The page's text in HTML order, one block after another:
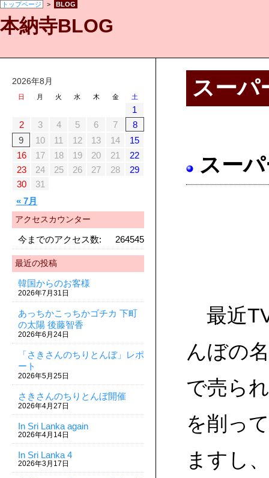
本納寺BLOG
トップページ > BLOG
2026年8月
日 月 火 水 木 金 土
« 7月
1
2
3 4 5 6 7
8
9
10 11 12 13 14
15
16
17 18 19 20 21
22
23
24 25 26 27 28
29
30
31
アクセスカウンター
264545
今までのアクセス数:
最近の投稿
韓国からのお客様
2026年7月31日
あっちかこっちかゴチカ 下町
の太陽 後藤智香
2026年6月24日
「さきさんのちりとんぼ」レポ
ート
2026年5月25日
さきさんのちりとんぼ開催
2026年4月27日
In Sri Lanka again
2026年4月14日
In Sri Lanka 4
2026年3月17日
スーパ
スー
最近
んぼの
で売ら
を削っ
ますし